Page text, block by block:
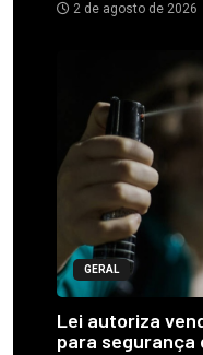
2 de agosto de 2026
GERAL
Lei autoriza
para segurança